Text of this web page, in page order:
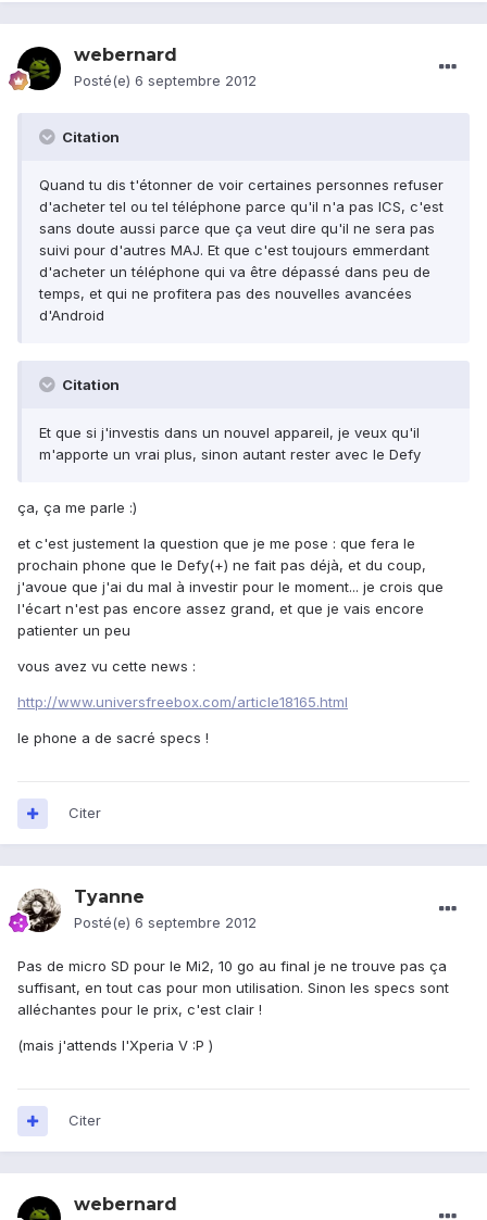
webernard
Posté(e) 6 septembre 2012
Citation
Quand tu dis t'étonner de voir certaines personnes refuser
d'acheter tel ou tel téléphone parce qu'il n'a pas ICS, c'est
sans doute aussi parce que ça veut dire qu'il ne sera pas
suivi pour d'autres MAJ. Et que c'est toujours emmerdant
d'acheter un téléphone qui va être dépassé dans peu de
temps, et qui ne profitera pas des nouvelles avancées
d'Android
Citation
Et que si j'investis dans un nouvel appareil, je veux qu'il
m'apporte un vrai plus, sinon autant rester avec le Defy
ça, ça me parle :)
et c'est justement la question que je me pose : que fera le
prochain phone que le Defy(+) ne fait pas déjà, et du coup,
j'avoue que j'ai du mal à investir pour le moment... je crois que
l'écart n'est pas encore assez grand, et que je vais encore
patienter un peu
vous avez vu cette news :
http://www.universfreebox.com/article18165.html
le phone a de sacré specs !
Citer
Tyanne
Posté(e) 6 septembre 2012
Pas de micro SD pour le Mi2, 10 go au final je ne trouve pas ça
suffisant, en tout cas pour mon utilisation. Sinon les specs sont
alléchantes pour le prix, c'est clair !
(mais j'attends l'Xperia V :P )
Citer
webernard